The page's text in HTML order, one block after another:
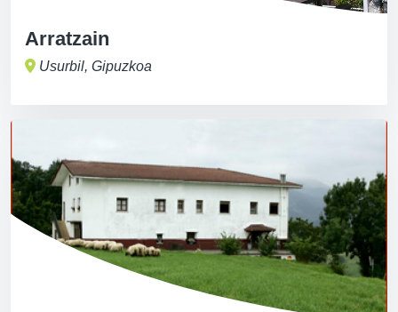
Arratzain
Usurbil, Gipuzkoa